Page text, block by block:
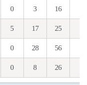
0 3 16
5 17 25
0 28 56
0 8 26